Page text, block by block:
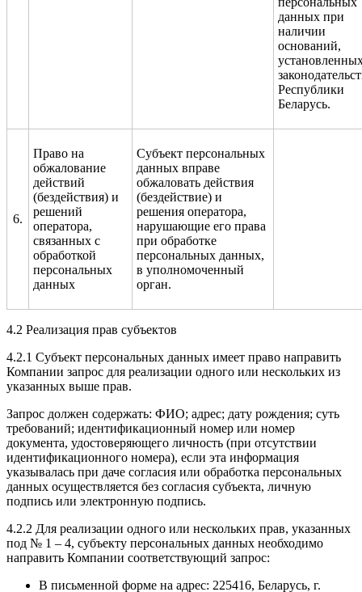
данных при
наличии
оснований,
Республики
Беларусь.
6.
Право на
обжалование
действий
(бездействия) и
решений
оператора,
связанных с
обработкой
персональных
данных
Субъект персональных
данных вправе
обжаловать действия
(бездействие) и
решения оператора,
нарушающие его права
при обработке
персональных данных,
в уполномоченный
орган.
4.2 Реализация прав субъектов
4.2.1 Субъект персональных данных имеет право направить
Компании запрос для реализации одного или нескольких из
указанных выше прав.
Запрос должен содержать: ФИО; адрес; дату рождения; суть
требований; идентификационный номер или номер
документа, удостоверяющего личность (при отсутствии
идентификационного номера), если эта информация
указывалась при даче согласия или обработка персональных
данных осуществляется без согласия субъекта, личную
подпись или электронную подпись.
4.2.2 Для реализации одного или нескольких прав, указанных
под № 1 – 4, субъекту персональных данных необходимо
направить Компании соответствующий запрос:
В письменной форме на адрес: 225416, Беларусь, г.